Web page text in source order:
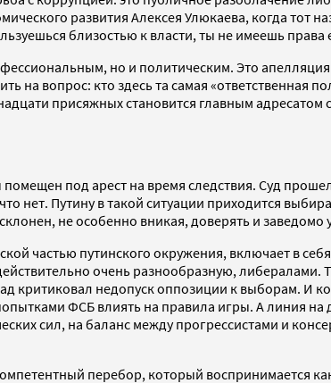
развития Алексея Улюкаева, когда тот
близостью к власти, ты не имеешь права
но и политическим. Это
вопрос: кто здесь та самая «ответственная
присяжных становится главным адресатом
под арест на время следствия. Суд
нет. Путину в такой ситуации приходится
не особенно вникая, доверять и заведомо
частью путинского окружения, включает в
очень разнообразную, либералами.
критиковал недопуск оппозиции к выборам. И
ФСБ влиять на правила игры. А линия
сил, на баланс между прогрессистами и
перебор, который воспринимается